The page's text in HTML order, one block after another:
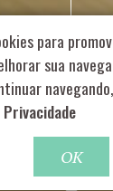
– Vila Romana,
|
Role para
para
sua
OK